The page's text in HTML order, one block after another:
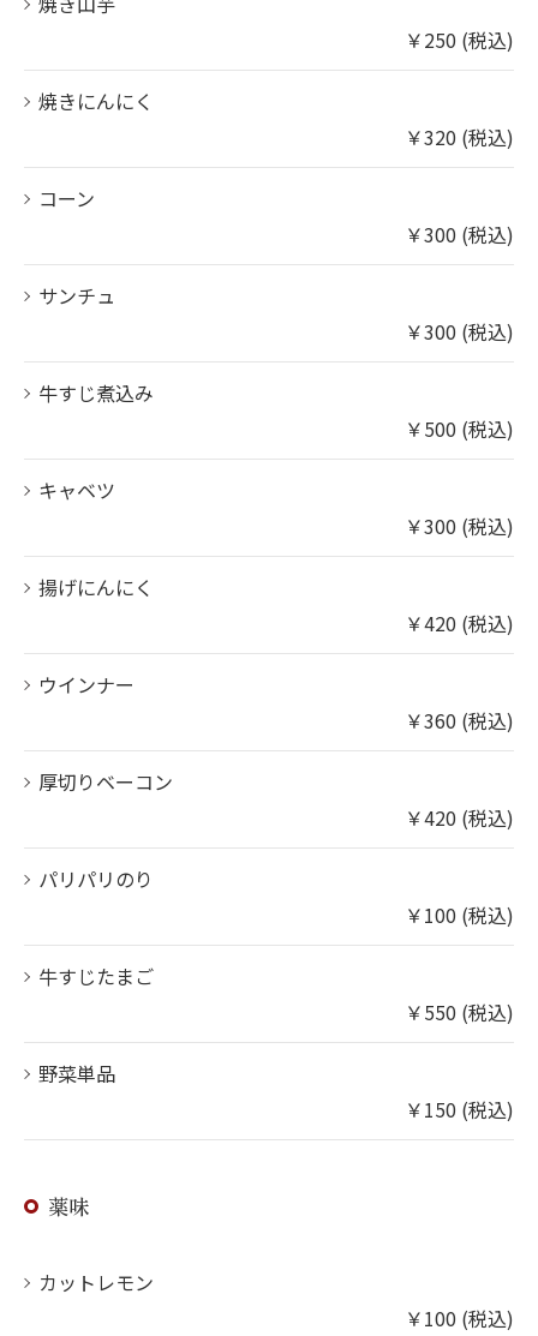
￥250 (税込)
焼きにんにく
￥320 (税込)
コーン
￥300 (税込)
サンチュ
￥300 (税込)
牛すじ煮込み
￥500 (税込)
キャベツ
￥300 (税込)
揚げにんにく
￥420 (税込)
ウインナー
￥360 (税込)
厚切りベーコン
￥420 (税込)
パリパリのり
￥100 (税込)
牛すじたまご
￥550 (税込)
野菜単品
￥150 (税込)
薬味
カットレモン
￥100 (税込)
お問い合わせはこちら